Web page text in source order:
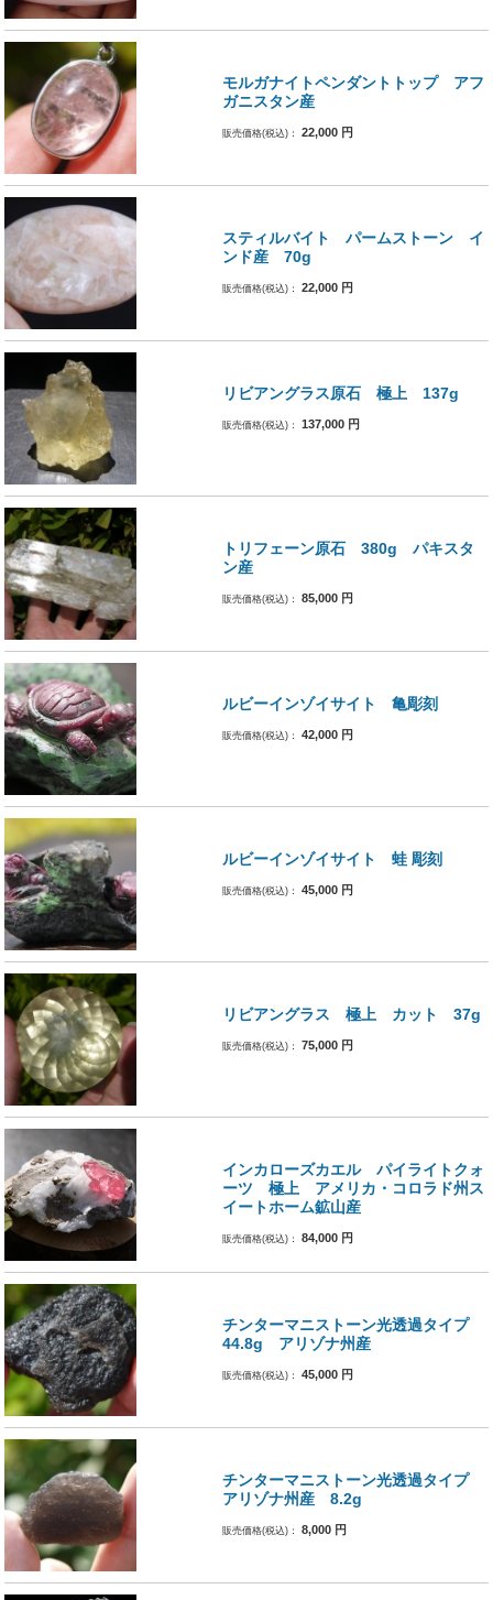
モルガナイトペンダントトップ アフ
ガニスタン産
販売価格(税込)： 22,000 円
スティルバイト パームストーン イ
ンド産 70g
販売価格(税込)： 22,000 円
リビアングラス原石 極上 137g
販売価格(税込)： 137,000 円
トリフェーン原石 380g パキスタ
ン産
販売価格(税込)： 85,000 円
ルビーインゾイサイト 亀彫刻
販売価格(税込)： 42,000 円
ルビーインゾイサイト 蛙 彫刻
販売価格(税込)： 45,000 円
リビアングラス 極上 カット 37g
販売価格(税込)： 75,000 円
インカローズカエル パイライトクォ
ーツ 極上 アメリカ・コロラド州ス
イートホーム鉱山産
販売価格(税込)： 84,000 円
チンターマニストーン光透過タイプ
44.8g アリゾナ州産
販売価格(税込)： 45,000 円
チンターマニストーン光透過タイプ
アリゾナ州産 8.2g
販売価格(税込)： 8,000 円